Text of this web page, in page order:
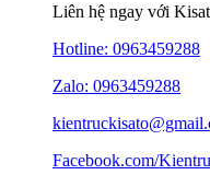
Liên hệ ngay với
Hotline: 0963459288
Zalo: 0963459288
Facebook.com/